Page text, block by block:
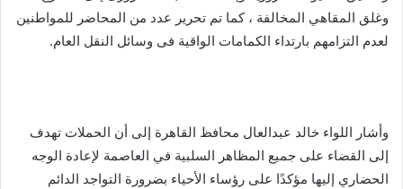
وغلق المقاهي المخالفة ، كما تم تحرير عدد من المحاضر للمواطنين
لعدم التزامهم بارتداء الكمامات الواقية فى وسائل النقل العام.
وأشار اللواء خالد عبدالعال محافظ القاهرة إلى أن الحملات تهدف
إلى القضاء على جميع المظاهر السلبية في العاصمة لإعادة الوجه
الحضاري إليها مؤكدًا على رؤساء الأحياء بضرورة التواجد الدائم